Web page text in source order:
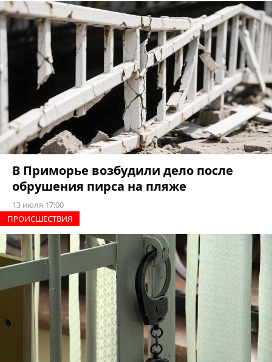
В Приморье возбудили дело после
обрушения пирса на пляже
13 июля 17:00
ПРОИCШЕСТВИЯ